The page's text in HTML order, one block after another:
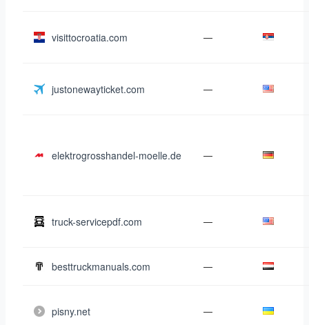
visittocroatia.com —
justonewayticket.com —
elektrogrosshandel-moelle.de —
truck-servicepdf.com —
besttruckmanuals.com —
pisny.net —